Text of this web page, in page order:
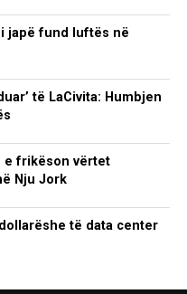
japë fund luftës në
të LaCivita: Humbjen
e frikëson vërtet
Nju Jork
të data center